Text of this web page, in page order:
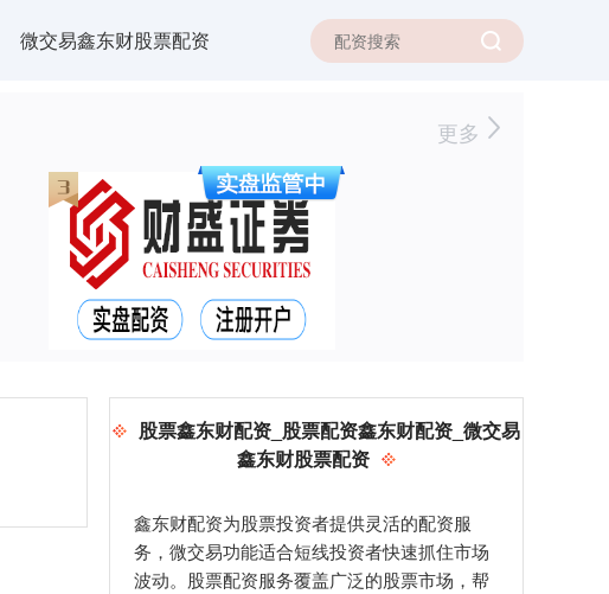
微交易鑫东财股票配资
更多
股票鑫东财配资_股票配资鑫东财配资_微交易
鑫东财股票配资
鑫东财配资为股票投资者提供灵活的配资服
务，微交易功能适合短线投资者快速抓住市场
波动。股票配资服务覆盖广泛的股票市场，帮